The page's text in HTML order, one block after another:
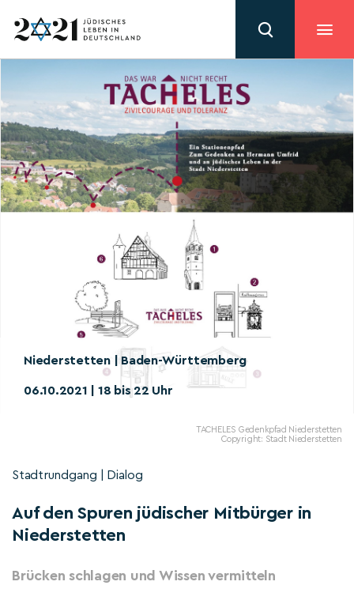
Niederstetten | Baden-Württemberg
06.10.2021 | 18 bis 22 Uhr
TACHELES Gedenkpfad Niederstetten
Copyright: Stadt Niederstetten
Stadtrundgang | Dialog
Auf den Spuren jüdischer Mitbürger in
Niederstetten
Brücken schlagen und Wissen vermitteln